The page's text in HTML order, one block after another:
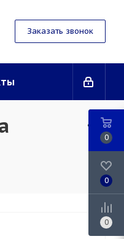
Заказать звонок
0
0
0